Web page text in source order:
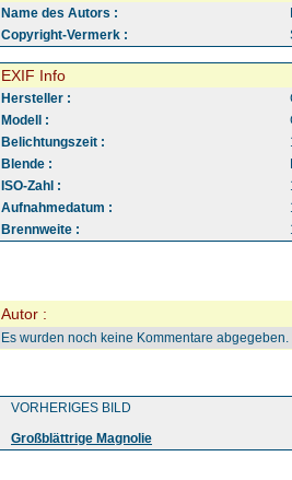
Name des Autors :
Copyright-Vermerk :
EXIF Info
Hersteller :
Modell :
Belichtungszeit :
Blende :
ISO-Zahl :
Aufnahmedatum :
Brennweite :
Autor :
Es wurden noch keine Kommentare abgegeben.
VORHERIGES BILD
Großblättrige Magnolie